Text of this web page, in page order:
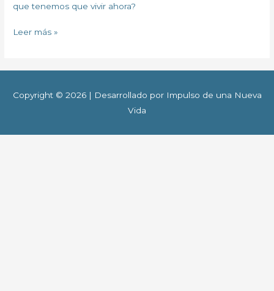
que tenemos que vivir ahora?
Leer más »
Copyright © 2026 | Desarrollado por Impulso de una Nueva
Vida